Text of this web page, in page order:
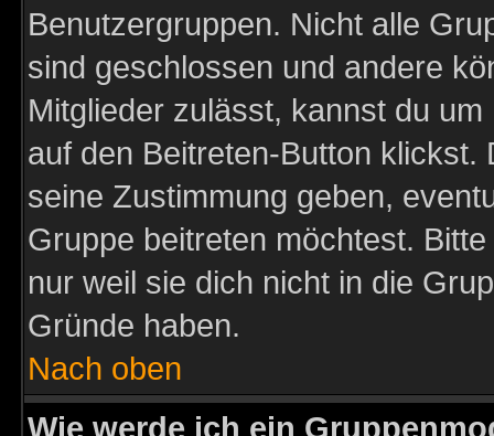
Benutzergruppen. Nicht alle
sind geschlossen und andere
Mitglieder zulässt, kannst du
auf den Beitreten-Button
seine Zustimmung geben,
Gruppe beitreten möchtest.
nur weil sie dich nicht in die
Gründe haben.
Nach oben
Wie werde ich ein